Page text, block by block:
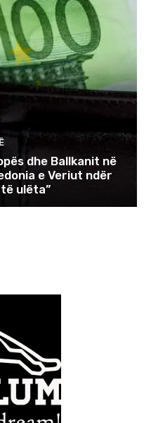
dhe Ballkanit në
e Veriut ndër
ulëta”